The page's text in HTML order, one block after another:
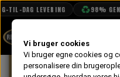
TIL-DAG LEVERING 98%
BOOK TID
Forside Mini
Vi bruger cookies
Vi bruger egne cookies og
personalisere din